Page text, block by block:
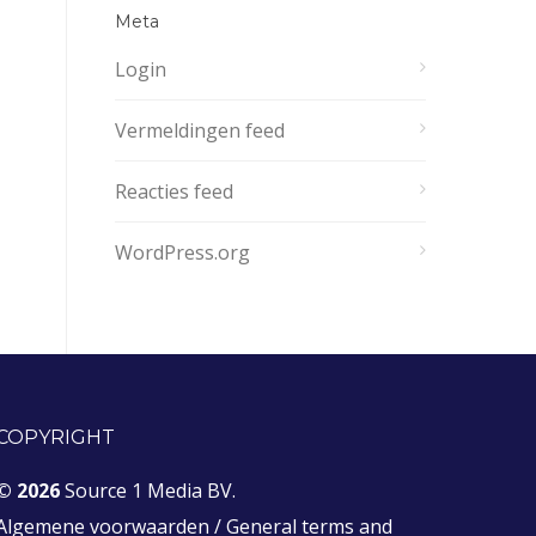
Meta
Login
Vermeldingen feed
Reacties feed
WordPress.org
2026Source 1 Media BV.
voorwaarden /General terms and